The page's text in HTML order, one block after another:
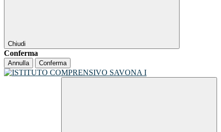
Chiudi
Conferma
Annulla Conferma